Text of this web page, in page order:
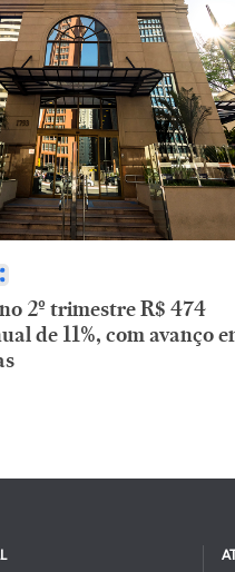
2º trimestre R$ 474
de 11%, com avanço